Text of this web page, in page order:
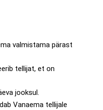
valmistama pärast
tellijat, et on
jooksul.
Vanaema tellijale